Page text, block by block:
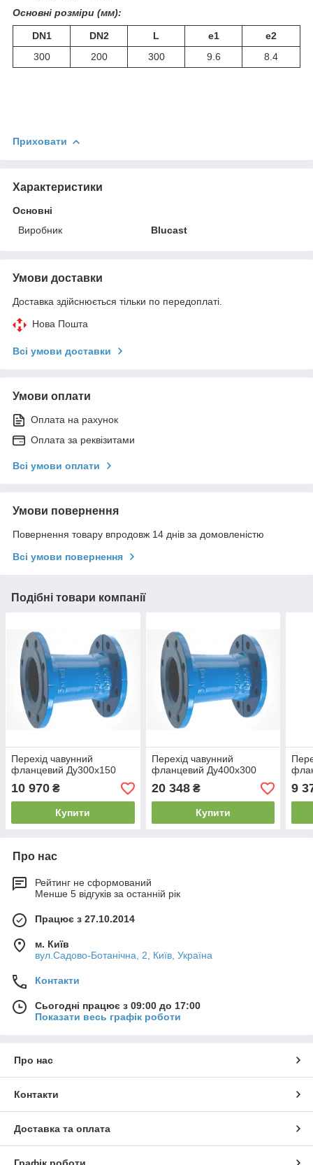
Основні розміри (мм):
DN1 DN2 L e1
e2
300
200 300 9.6 8.4
Приховати
Характеристики
Основні
Виробник
Blucast
Умови доставки
Доставка здійснюється тільки по передоплаті.
Нова Пошта
Всі умови доставки
Умови оплати
Оплата на рахунок
Оплата за реквізитами
Всі умови оплати
Умови повернення
Повернення товару впродовж 14 днів за домовленістю
Всі умови повернення
Подібні товари компанії
Перехід чавунний
фланцевий Ду300х150
10 970 ₴
Купити
Перехід чавунний
фланцевий Ду400х300
20 348₴
Купити
9
Про нас
Рейтинг не сформований
Менше 5 відгуків за останній рік
Працює з 27.10.2014
м. Київ
вул.Садово-Ботанічна, 2, Київ, Україна
Контакти
Сьогодні працює з 09:00 до 17:00
Показати весь графік роботи
Про нас
Контакти
Доставка та оплата